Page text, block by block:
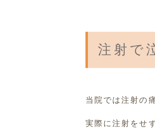
注射で
当院では注射の
実際に注射をせ